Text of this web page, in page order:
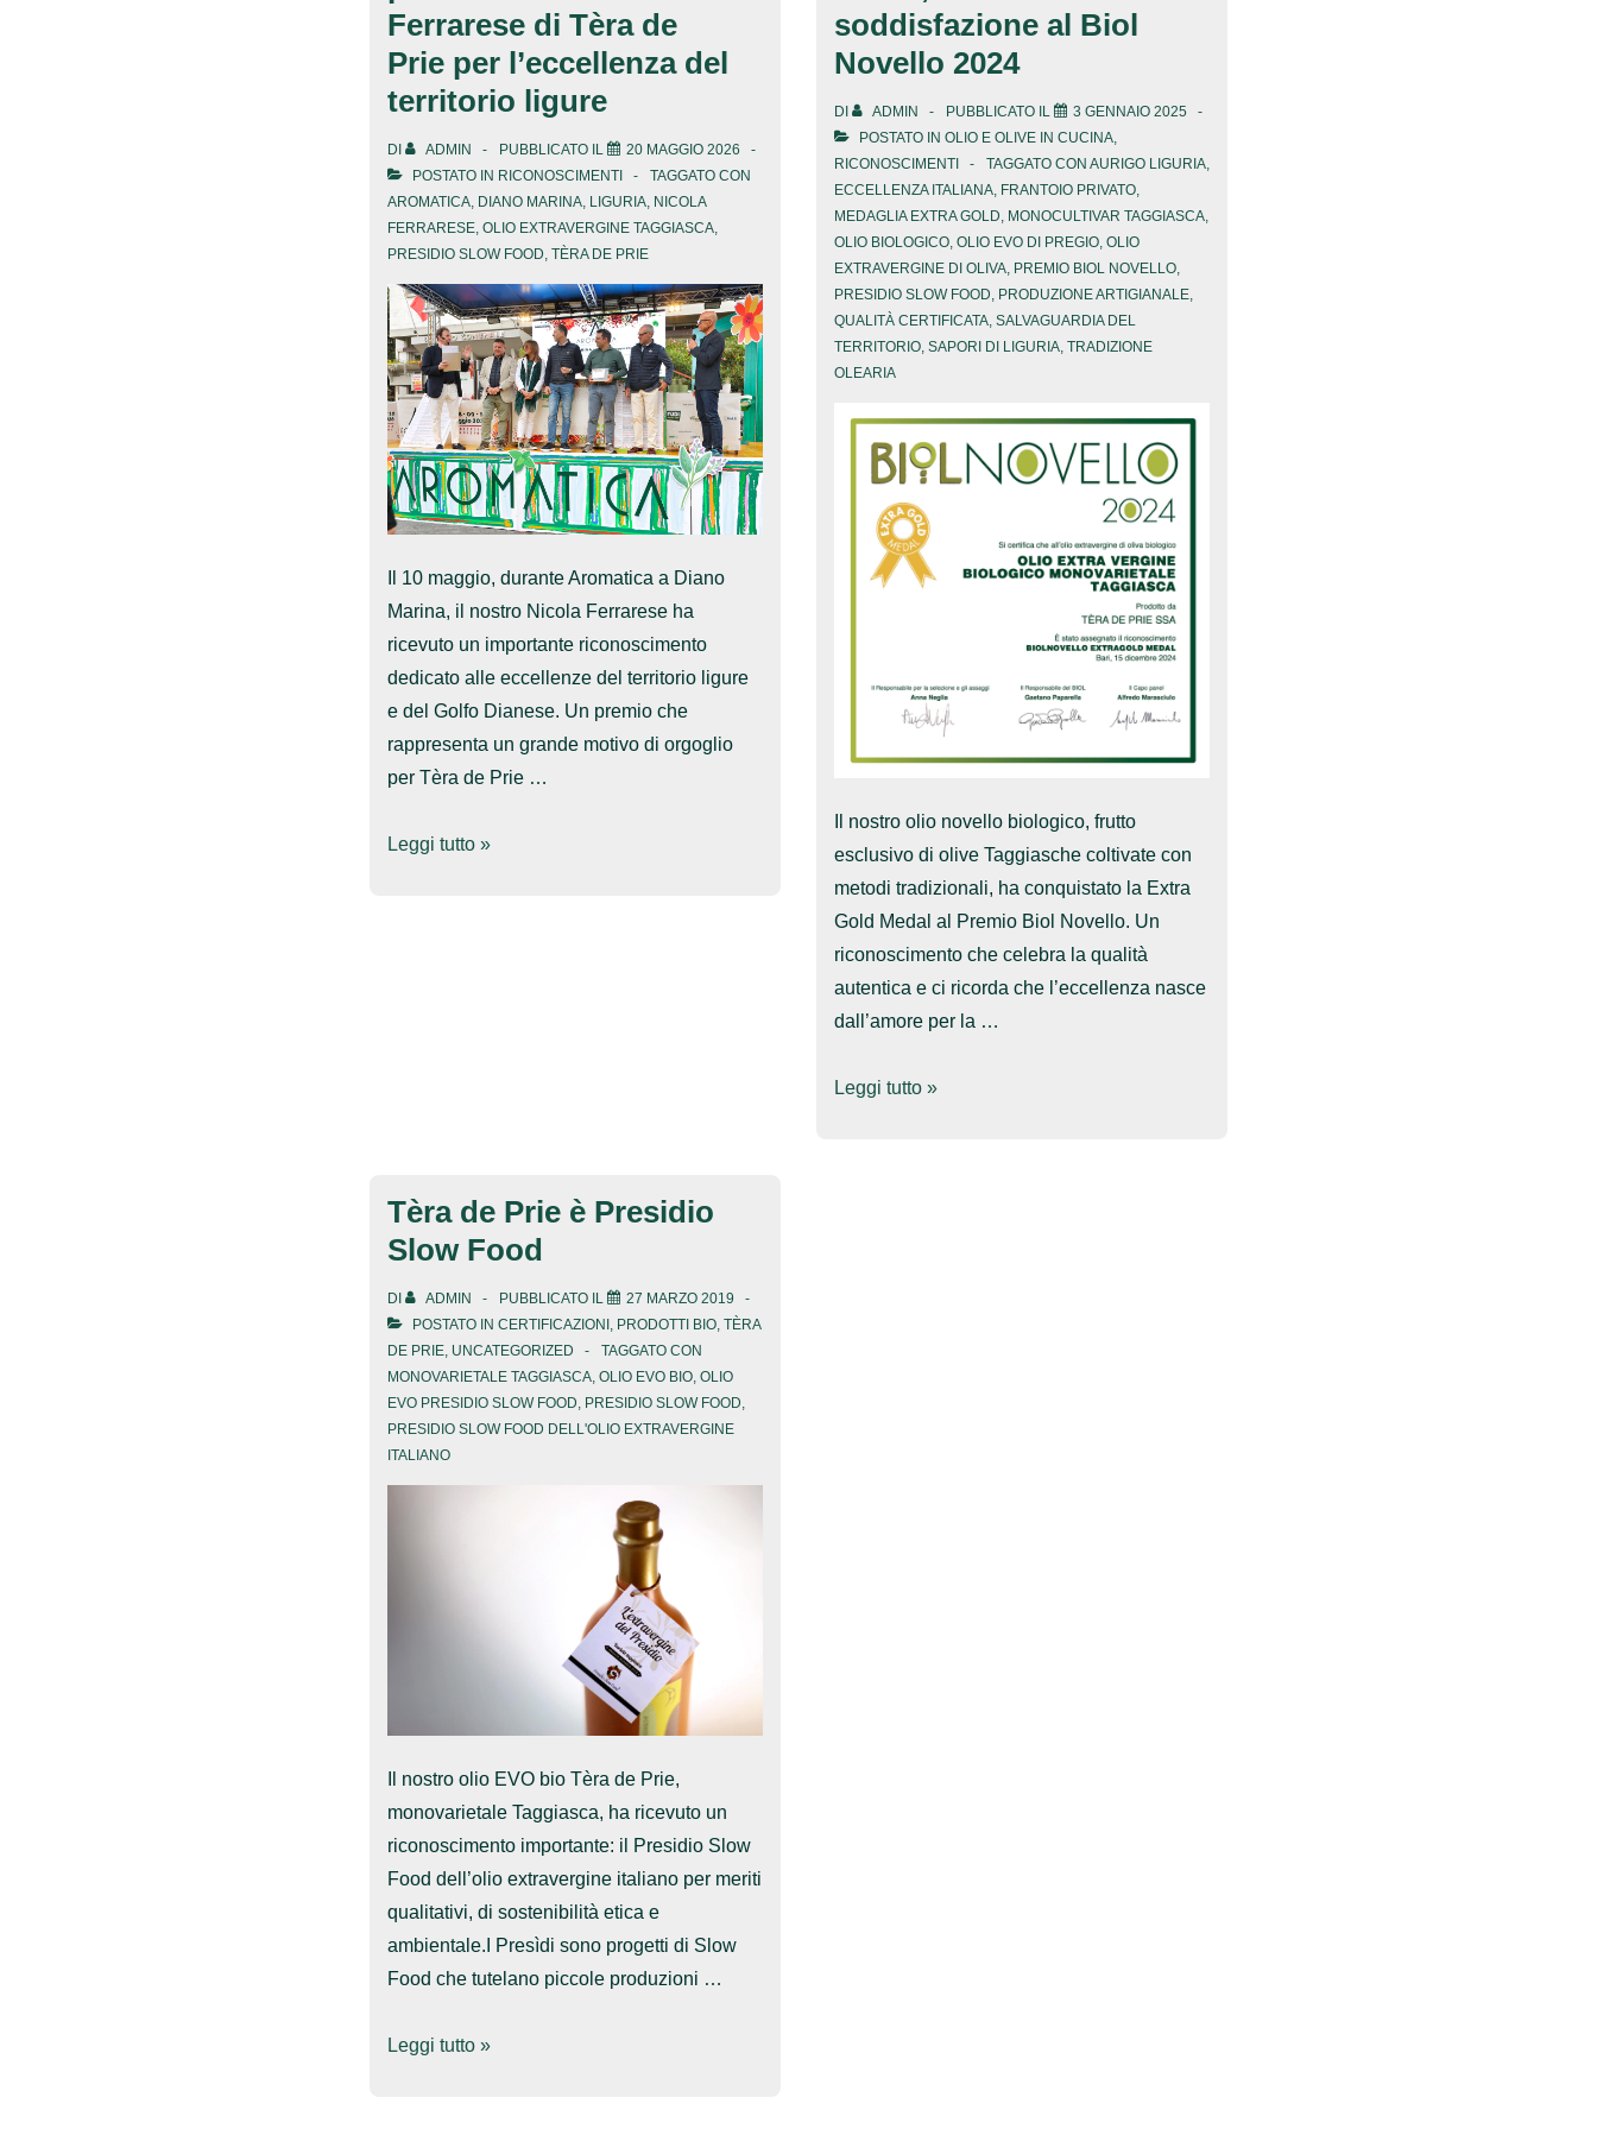
Ferrarese di Tèra de
Prie per l’eccellenza del
territorio ligure
DI ADMIN PUBBLICATO IL
20 MAGGIO 2026
POSTATO IN RICONOSCIMENTI
TAGGATO CON
AROMATICA, DIANO MARINA, LIGURIA, NICOLA
FERRARESE, OLIO EXTRAVERGINE TAGGIASCA,
PRESIDIO SLOW FOOD TÈRA DE PRIE
Il 10 maggio, durante Aromatica a Diano
Marina, il nostro Nicola Ferrarese ha
ricevuto un importante riconoscimento
dedicato alle eccellenze del territorio ligure
e del Golfo Dianese. Un premio che
rappresenta un grande motivo di orgoglio
per Tèra de Prie …
Aromatica
ligure
Leggi tutto »
soddisfazione al Biol
Novello 2024
DI ADMIN PUBBLICATO IL
3 GENNAIO 2025
POSTATO IN OLIO E OLIVE IN CUCINA,
RICONOSCIMENTI
TAGGATO CON AURIGO LIGURIA,
ECCELLENZA ITALIANA, FRANTOIO PRIVATO,
MEDAGLIA EXTRA GOLD MONOCULTIVAR TAGGIASCA,
OLIO BIOLOGICO, OLIO EVO DI PREGIO, OLIO
EXTRAVERGINE DI OLIVA, PREMIO BIOL NOVELLO,
PRESIDIO SLOW FOOD PRODUZIONE ARTIGIANALE,
QUALITÀ CERTIFICATA, SALVAGUARDIA DEL
TERRITORIO, SAPORI DI LIGURIA, TRADIZIONE
OLEARIA
Il nostro olio novello biologico, frutto
esclusivo di olive Taggiasche coltivate con
metodi tradizionali, ha conquistato la Extra
Gold Medal al Premio Biol Novello. Un
riconoscimento che celebra la qualità
autentica e ci ricorda che l’eccellenza nasce
dall’amore per la …
Tèra
Leggi tutto »
Tèra de Prie è Presidio
Slow Food
DI ADMIN PUBBLICATO IL
27 MARZO 2019
POSTATO IN CERTIFICAZIONI , PRODOTTI BIO, TÈRA
DE PRIE, UNCATEGORIZED
TAGGATO CON
MONOVARIETALE TAGGIASCA, OLIO EVO BIO, OLIO
EVO PRESIDIO SLOW FOOD, PRESIDIO SLOW FOOD,
PRESIDIO SLOW FOOD DELL'OLIO EXTRAVERGINE
ITALIANO
Il nostro olio EVO bio Tèra de Prie,
monovarietale Taggiasca, ha ricevuto un
riconoscimento importante: il Presidio Slow
Food dell’olio extravergine italiano per meriti
qualitativi, di sostenibilità etica e
ambientale.I Presìdi sono progetti di Slow
Food che tutelano piccole produzioni …
Tèra
Leggi tutto »